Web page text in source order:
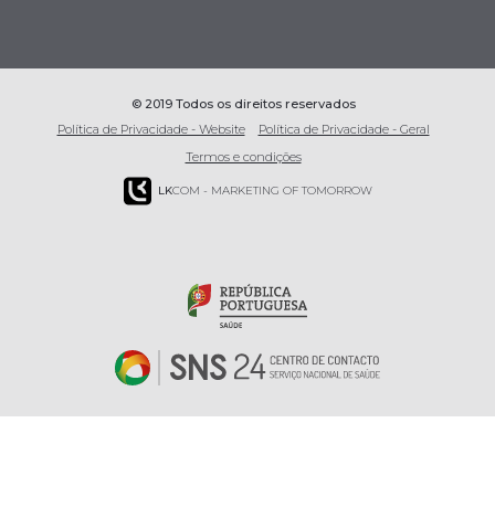
© 2019 Todos os direitos reservados
Política de Privacidade - Website
Política de Privacidade - Geral
Termos e condições
LKCOM - MARKETING OF TOMORROW